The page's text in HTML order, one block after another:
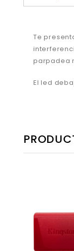
Te
parpadea
El led